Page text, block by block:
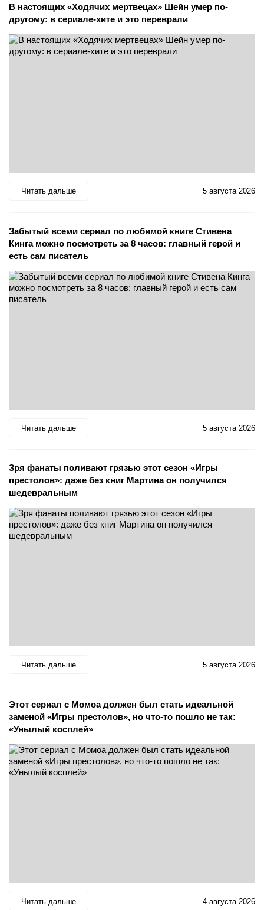
В настоящих «Ходячих мертвецах» Шейн умер по-
другому: в сериале-хите и это переврали
Читать дальше 5 августа 2026
Забытый всеми сериал по любимой книге Стивена
Кинга можно посмотреть за 8 часов: главный герой и
есть сам писатель
Читать дальше 5 августа 2026
Зря фанаты поливают грязью этот сезон «Игры
престолов»: даже без книг Мартина он получился
шедевральным
Читать дальше 5 августа 2026
Этот сериал с Момоа должен был стать идеальной
заменой «Игры престолов», но что-то пошло не так:
«Унылый косплей»
Читать дальше 4 августа 2026